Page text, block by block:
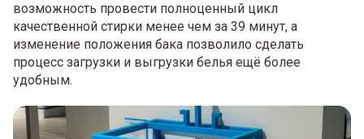
возможность провести полноценный цикл
качественной стирки менее чем за 39 минут, а
изменение положения бака позволило сделать
процесс загрузки и выгрузки белья ещё более
удобным.